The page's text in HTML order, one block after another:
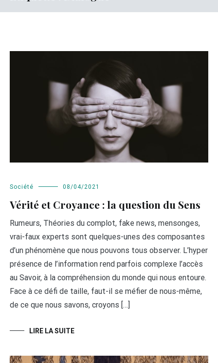
Société 08/04/2021
Vérité et Croyance : la question du Sens
Rumeurs, Théories du complot, fake news, mensonges,
vrai-faux experts sont quelques-unes des composantes
d’un phénomène que nous pouvons tous observer. L’hyper
présence de l’information rend parfois complexe l’accès
au Savoir, à la compréhension du monde qui nous entoure.
Face à ce défi de taille, faut-il se méfier de nous-même,
de ce que nous savons, croyons […]
LIRE LA SUITE